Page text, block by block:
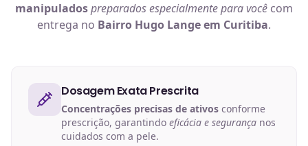
manipuladospreparados especialmente para você com
entrega no Bairro Hugo Lange em Curitiba.
Dosagem Exata Prescrita
Concentrações precisas de ativos conforme
prescrição, garantindo eficácia e segurança nos
cuidados com a pele.